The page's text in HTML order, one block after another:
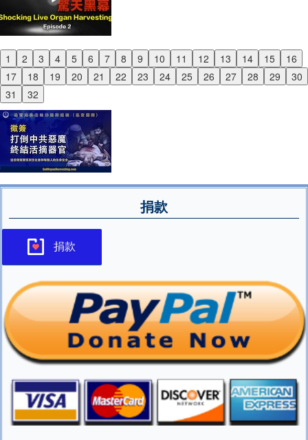
1 2 3 4 5 6 7 8 9 10 11 12 13 14 15
16
17
18 19 20 21 22 23 24 25 26 27 28 29
30
31
32
Previous
Next
捐款
捐款